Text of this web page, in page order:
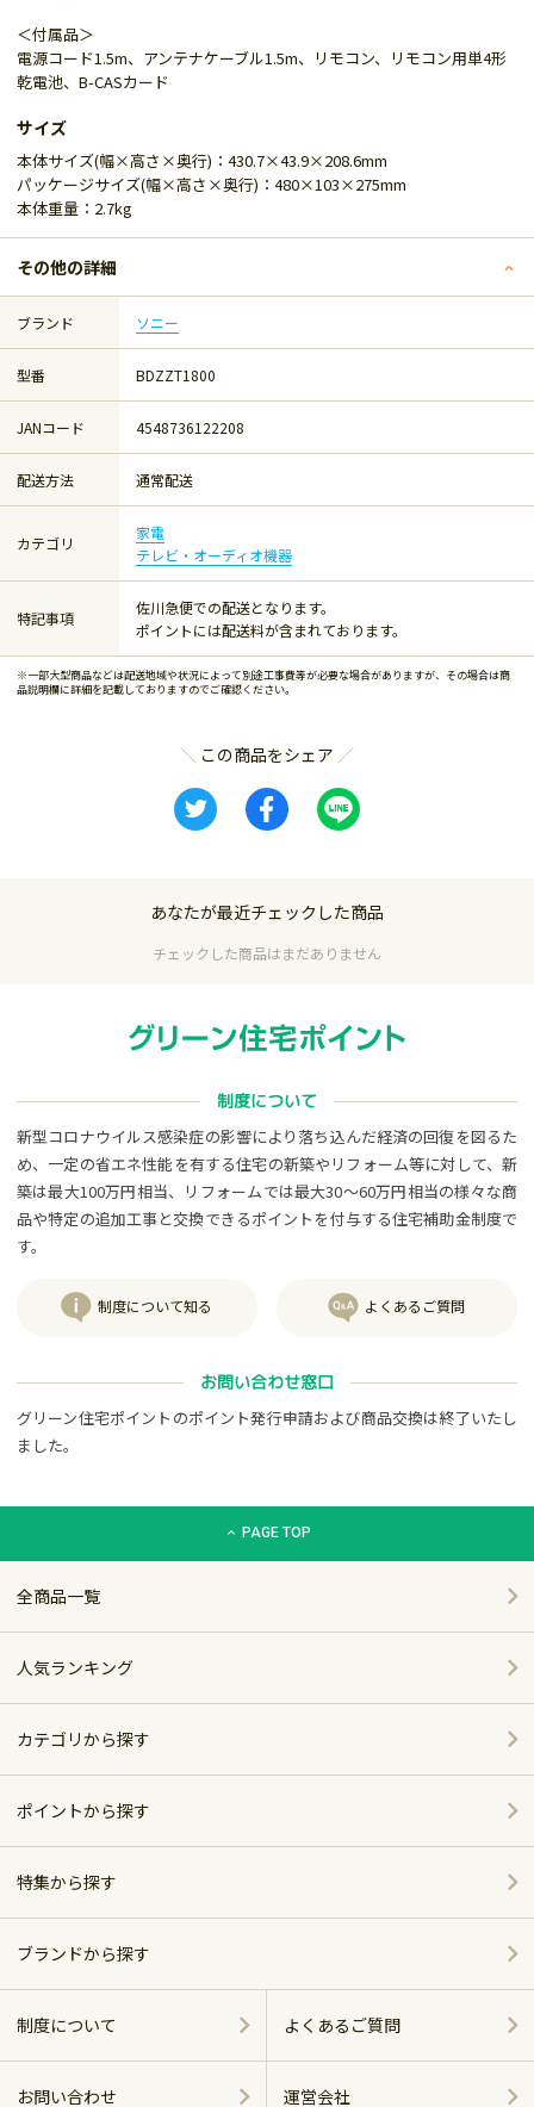
＜付属品＞
電源コード1.5m、アンテナケーブル1.5m、リモコン、リモコン用単4形
乾電池、B-CASカード
サイズ
本体サイズ(幅×高さ×奥行)：430.7×43.9×208.6mm
パッケージサイズ(幅×高さ×奥行)：480×103×275mm
本体重量：2.7kg
その他の詳細
ブランド ソニー
型番 BDZZT1800
JANコード 4548736122208
配送方法 通常配送
カテゴリ
家電
テレビ・オーディオ機器
特記事項
佐川急便での配送となります。
ポイントには配送料が含まれております。
※一部大型商品などは配送地域や状況によって別途工事費等が必要な場合がありますが、その場合は商
品説明欄に詳細を記載しておりますのでご確認ください。
この商品をシェア
あなたが最近チェックした商品
チェックした商品はまだありません
制度について
新型コロナウイルス感染症の影響により落ち込んだ経済の回復を図るた
め、一定の省エネ性能を有する住宅の新築やリフォーム等に対して、新
築は最大100万円相当、リフォームでは最大30～60万円相当の様々な商
品や特定の追加工事と交換できるポイントを付与する住宅補助金制度で
す。
制度について知る よくあるご質問
お問い合わせ窓口
グリーン住宅ポイントのポイント発行申請および商品交換は終了いたし
ました。
グリーン住宅ポイント交換商品カタログサイト「エコdeギフ
PAGE TOP
全商品一覧
人気ランキング
カテゴリから探す
家電
家具・インテリア
ホーム＆キッチン
アウトドア・スポーツ
グルメ・スイーツ
ポイントから探す
～5,000pt
5,001～10,000pt
10,001～20,000pt
20,001～30,000pt
特集から探す
ポイント別おすすめ商品
おしゃれで便利なキッチンアイテム
ベッド特集
ブランドから探す
シャープ
パナソニック
制度について よくあるご質問
お問い合わせ 運営会社